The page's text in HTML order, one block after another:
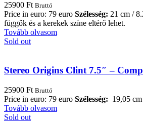
25900 Ft Bruttó
Price in euro: 79 euro Szélesség: 21 cm /
függők és a kerekek színe eltérő lehet.
Tovább olvasom
Sold out
Stereo Origins Clint 7.5″ –
25900 Ft Bruttó
Price in euro: 79 euro Szélesség: 19,05
Tovább olvasom
Sold out